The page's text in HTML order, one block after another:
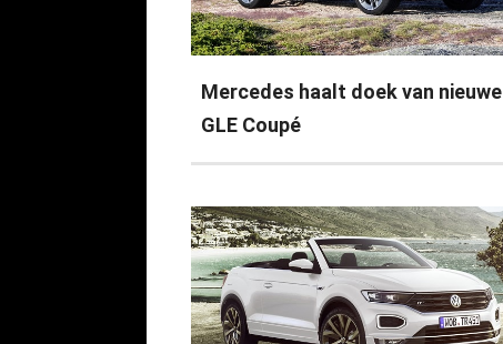
Mercedes haalt doek van nieuwe
GLE Coupé